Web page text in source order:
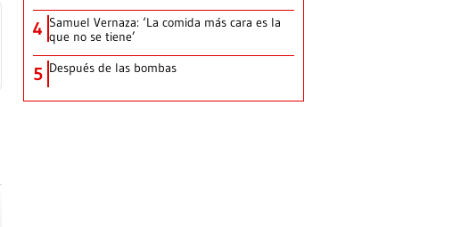
4 Samuel Vernaza: ‘La comida más cara es la
que no se tiene’
5 Después de las bombas